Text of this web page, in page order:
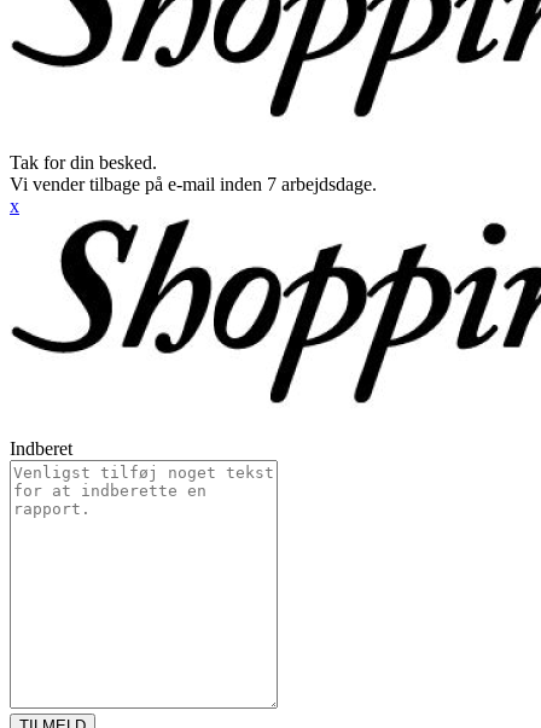
Tak for din besked.
Vi vender tilbage på e-mail inden 7 arbejdsdage.
x
Indberet